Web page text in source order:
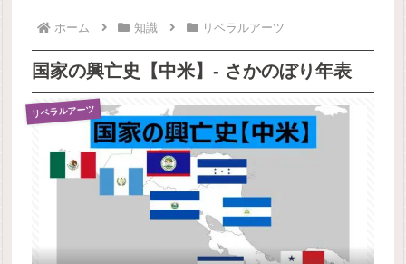
ホーム 知識 リベラルアーツ
国家の興亡史【中米】- さかのぼり年表
リベラルアーツ